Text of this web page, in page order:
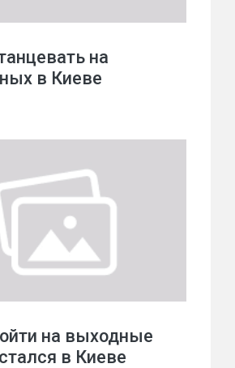
на
в Киеве
на выходные
в Киеве